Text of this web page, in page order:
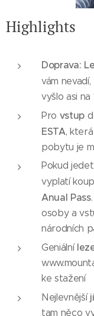
Highlights
Doprava:
vám
vyšlo asi
Pro vstup
ESTA,
pobytu je
Pokud
vyplatí
Anual Pass
osoby a
národních
Geniální
ke stažení
Nejlevnější
tam něco